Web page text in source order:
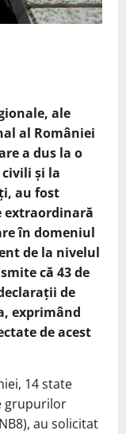
ale
al României
a dus la o
şi la
au fost
în domeniul
de la nivelul
că 43 de
de
exprimând
de acest
14 state
grupurilor
au solicitat